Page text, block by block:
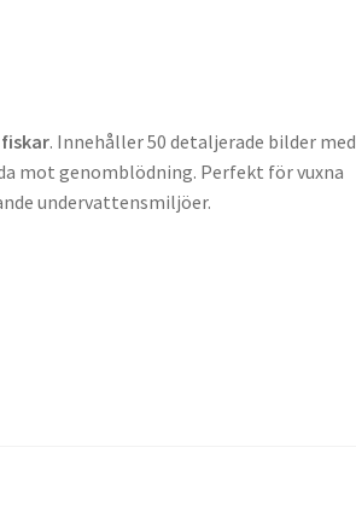
. Innehåller 50 detaljerade bilder med
mot genomblödning. Perfekt för vuxna
undervattensmiljöer.